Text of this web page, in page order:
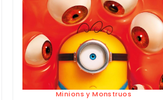
Minions y Monstruos